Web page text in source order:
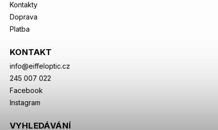
Kontakty
Doprava
Platba
KONTAKT
info@eiffeloptic.cz
245 007 022
Facebook
Instagram
VYHLEDÁVÁNÍ